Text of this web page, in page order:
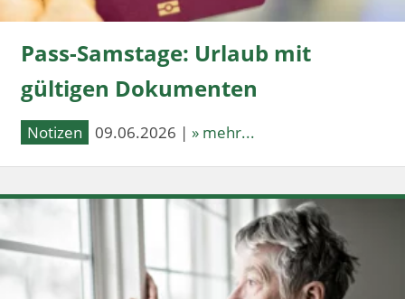
Pass-Samstage: Urlaub mit
gültigen Dokumenten
Notizen 09.06.2026 | » mehr...